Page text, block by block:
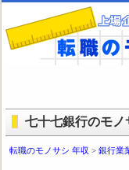
七十七銀行のモノ
転職のモノサシ 年収 > 銀行業